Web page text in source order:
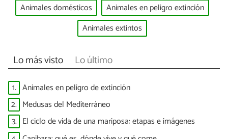
Animales domésticos
Animales en peligro extinción
Animales extintos
Lo más visto Lo último
1. Animales en peligro de extinción
2. Medusas del Mediterráneo
3. El ciclo de vida de una mariposa: etapas e imágenes